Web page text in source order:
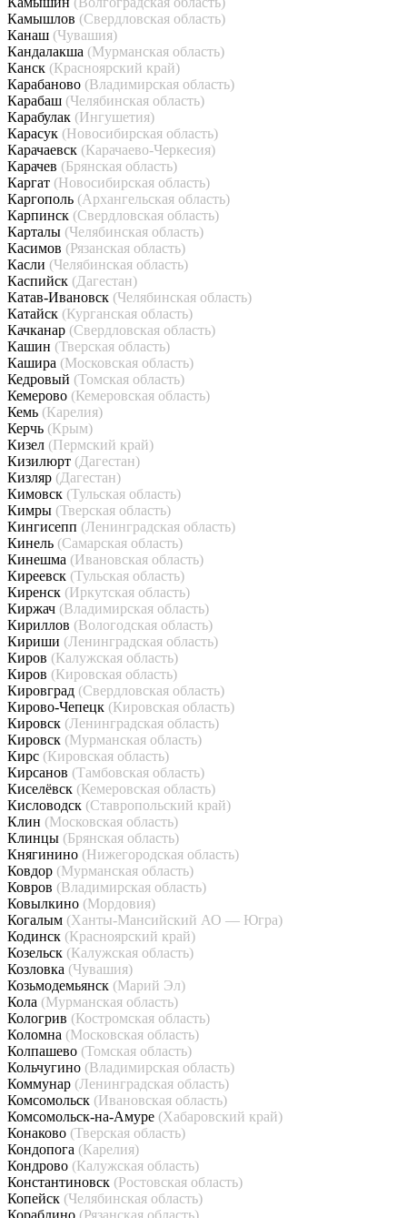
Камышлов (Свердловская область)
Канаш (Чувашия)
Кандалакша (Мурманская область)
Канск (Красноярский край)
Карабаново (Владимирская область)
Карабаш (Челябинская область)
Карабулак (Ингушетия)
Карасук (Новосибирская область)
Карачаевск (Карачаево-Черкесия)
Карачев (Брянская область)
Каргат (Новосибирская область)
Каргополь (Архангельская область)
Карпинск (Свердловская область)
Карталы (Челябинская область)
Касимов (Рязанская область)
Касли (Челябинская область)
Каспийск (Дагестан)
Катав-Ивановск (Челябинская область)
Катайск (Курганская область)
Качканар (Свердловская область)
Кашин (Тверская область)
Кашира (Московская область)
Кедровый (Томская область)
Кемерово (Кемеровская область)
Кемь (Карелия)
Керчь (Крым)
Кизел (Пермский край)
Кизилюрт (Дагестан)
Кизляр (Дагестан)
Кимовск (Тульская область)
Кимры (Тверская область)
Кингисепп (Ленинградская область)
Кинель (Самарская область)
Кинешма (Ивановская область)
Киреевск (Тульская область)
Киренск (Иркутская область)
Киржач (Владимирская область)
Кириллов (Вологодская область)
Кириши (Ленинградская область)
Киров (Калужская область)
Киров (Кировская область)
Кировград (Свердловская область)
Кирово-Чепецк (Кировская область)
Кировск (Ленинградская область)
Кировск (Мурманская область)
Кирс (Кировская область)
Кирсанов (Тамбовская область)
Киселёвск (Кемеровская область)
Кисловодск (Ставропольский край)
Клин (Московская область)
Клинцы (Брянская область)
Княгинино (Нижегородская область)
Ковдор (Мурманская область)
Ковров (Владимирская область)
Ковылкино (Мордовия)
Когалым (Ханты-Мансийский АО — Югра)
Кодинск (Красноярский край)
Козельск (Калужская область)
Козловка (Чувашия)
Козьмодемьянск (Марий Эл)
Кола (Мурманская область)
Кологрив (Костромская область)
Коломна (Московская область)
Колпашево (Томская область)
Кольчугино (Владимирская область)
Коммунар (Ленинградская область)
Комсомольск (Ивановская область)
Комсомольск-на-Амуре (Хабаровский край)
Конаково (Тверская область)
Кондопога (Карелия)
Кондрово (Калужская область)
Константиновск (Ростовская область)
Копейск (Челябинская область)